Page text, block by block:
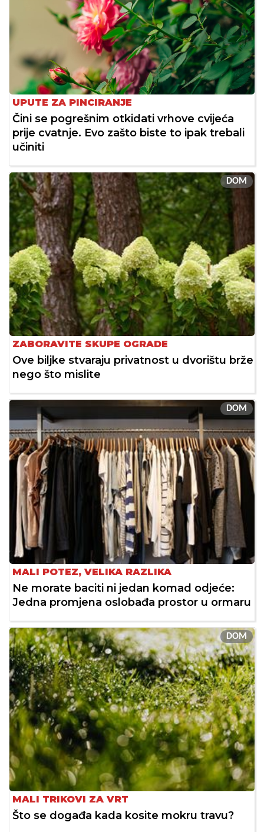
UPUTE ZA PINCIRANJE
Čini se pogrešnim otkidati vrhove cvijeća
prije cvatnje. Evo zašto biste to ipak trebali
učiniti
DOM
ZABORAVITE SKUPE OGRADE
Ove biljke stvaraju privatnost u dvorištu brže
nego što mislite
DOM
MALI POTEZ, VELIKA RAZLIKA
Ne morate baciti ni jedan komad odjeće:
Jedna promjena oslobađa prostor u ormaru
DOM
MALI TRIKOVI ZA VRT
Što se događa kada kosite mokru travu?